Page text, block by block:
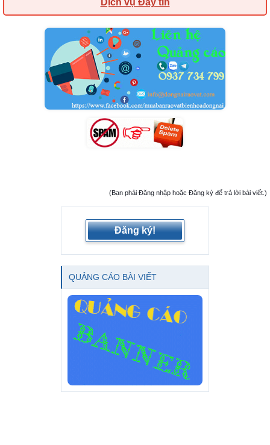
Dịch vụ Đẩy tin
(Bạn phải Đăng nhập hoặc Đăng ký để trả lời bài viết.)
Đăng ký!
QUẢNG CÁO BÀI VIẾT